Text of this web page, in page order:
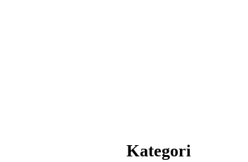
Kategori